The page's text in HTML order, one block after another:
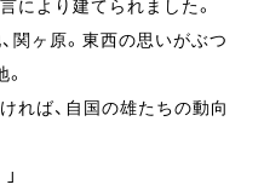
により建てられました。
関ヶ原。東西の思いがぶつ
れば、自国の雄たちの動向